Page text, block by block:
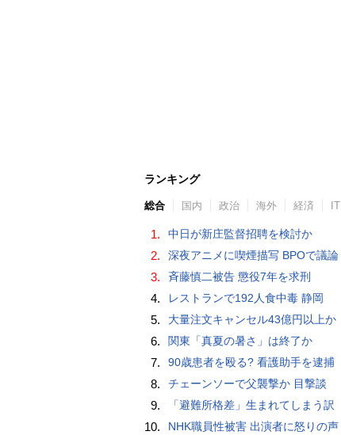
ランキング
総合 国内 政治 海外 経済 IT
1. 中日が新庄監督招聘を検討か
2. 深夜アニメに喫煙描写 BPOで議論
3. 斉藤慎二被告 懲役7年を求刑
4. レストランで192人食中毒 静岡
5. 大量注文キャンセル43億円以上か
6. 関東「真夏の暑さ」は終了か
7. 90歳患者を殴る? 看護助手を逮捕
8. チェーンソーで父襲撃か 目撃談
9. 「避難所格差」生まれてしまう訳
10. NHK職員性被害 出演者に怒りの声